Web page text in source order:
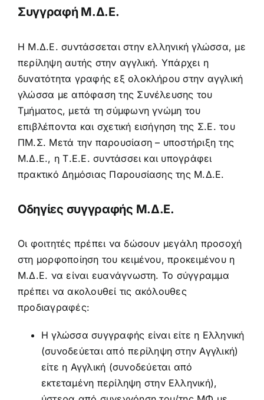
Συγγραφή Μ.Δ.Ε.
Η Μ.Δ.Ε. συντάσσεται στην ελληνική γλώσσα, με
περίληψη αυτής στην αγγλική. Υπάρχει η
δυνατότητα γραφής εξ ολοκλήρου στην αγγλική
γλώσσα με απόφαση της Συνέλευσης του
Τμήματος, μετά τη σύμφωνη γνώμη του
επιβλέποντα και σχετική εισήγηση της Σ.Ε. του
ΠΜ.Σ. Μετά την παρουσίαση – υποστήριξη της
Μ.Δ.Ε., η Τ.Ε.Ε. συντάσσει και υπογράφει
πρακτικό Δημόσιας Παρουσίασης της Μ.Δ.Ε.
Οδηγίες συγγραφής Μ.Δ.Ε.
Οι φοιτητές πρέπει να δώσουν μεγάλη προσοχή
στη μορφοποίηση του κειμένου, προκειμένου η
Μ.Δ.Ε. να είναι ευανάγνωστη. Το σύγγραμμα
πρέπει να ακολουθεί τις ακόλουθες
προδιαγραφές:
Η γλώσσα συγγραφής είναι είτε η Ελληνική
(συνοδεύεται από περίληψη στην Αγγλική)
είτε η Αγγλική (συνοδεύεται από
εκτεταμένη περίληψη στην Ελληνική),